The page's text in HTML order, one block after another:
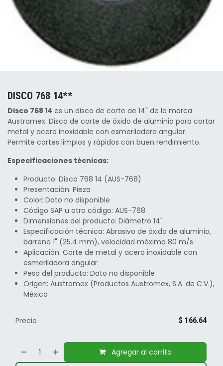
DISCO 768 14**
Disco 768 14 es un disco de corte de 14" de la marca
Austromex. Disco de corte de óxido de aluminio para cortar
metal y acero inoxidable con esmeriladora angular.
Permite cortes limpios y rápidos con buen rendimiento.
Especificaciones técnicas:
Producto: Disco 768 14 (AUS-768)
Presentación: Pieza
Color: Dato no disponible
Código SAP u otro código: AUS-768
Dimensiones del producto: Diámetro 14"
Especificación técnica: Abrasivo de óxido de aluminio,
barreno 1" (25.4 mm), velocidad máxima 80 m/s
Aplicación: Corte de metal y acero inoxidable con
esmeriladora angular
Peso del producto: Dato no disponible
Origen: Austromex (Productos Austromex, S.A. de C.V.),
México
Agregar al carrito
Precio $ 166.64